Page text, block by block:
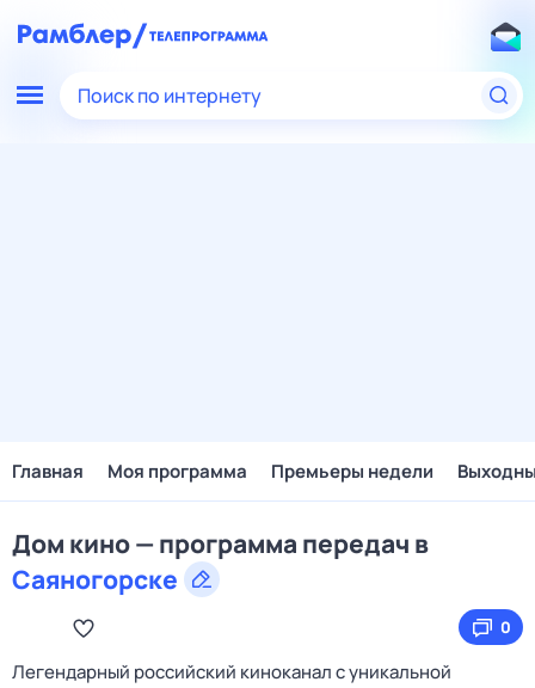
Поиск по интернету
Главная Моя программа Премьеры недели
Дом кино — программа передач в
Саяногорске
0
Легендарный российский киноканал с уникальной